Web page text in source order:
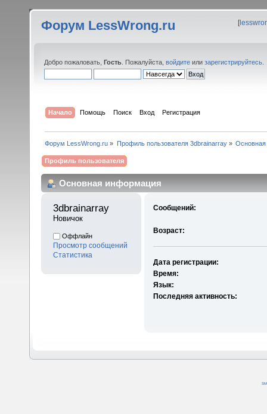
Форум LessWrong.ru [
Добро пожаловать, Гость . Пожалуйста, войдите или зарегистрируйтесь
Начало Помощь Поиск Вход Регистрация
Форум LessWrong.ru » Профиль пользователя 3dbrainarray»
Профиль пользователя
Основная информация
3dbrainarray
Новичок
Оффлайн
Просмотр сообщений
Статистика
Сообщений:
Возраст:
Дата регистрации:
Время:
Язык:
Последняя активность: